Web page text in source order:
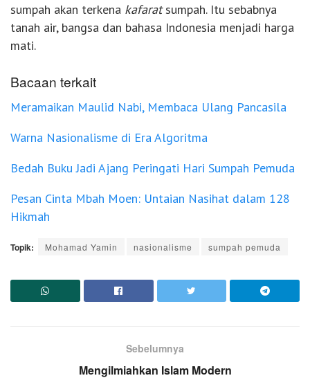
sumpah akan terkena kafaratsumpah. Itu sebabnya
tanah air, bangsa dan bahasa Indonesia menjadi harga
mati.
Bacaan terkait
Meramaikan Maulid Nabi, Membaca Ulang Pancasila
Warna Nasionalisme di Era Algoritma
Bedah Buku Jadi Ajang Peringati Hari Sumpah Pemuda
Pesan Cinta Mbah Moen: Untaian Nasihat dalam 128
Hikmah
Topik: Mohamad Yamin nasionalisme sumpah pemuda
Sebelumnya
Mengilmiahkan Islam Modern